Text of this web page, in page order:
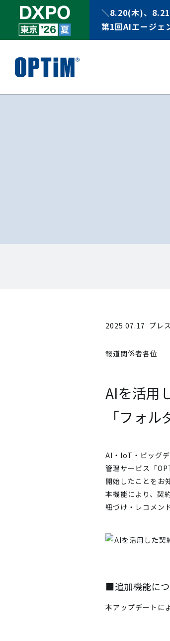
＼8.20(木)、
第1回AIエージェ
2025.07.17 プレ
報道関係者各位
AIを活用
「フォ
AI・IoT・ビッグ
管理サービス「
開始したことをお
本機能により、契
紐づけ・レコメン
■追加機能に
本アップデートに